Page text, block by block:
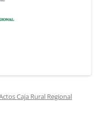
Caja Rural Regional